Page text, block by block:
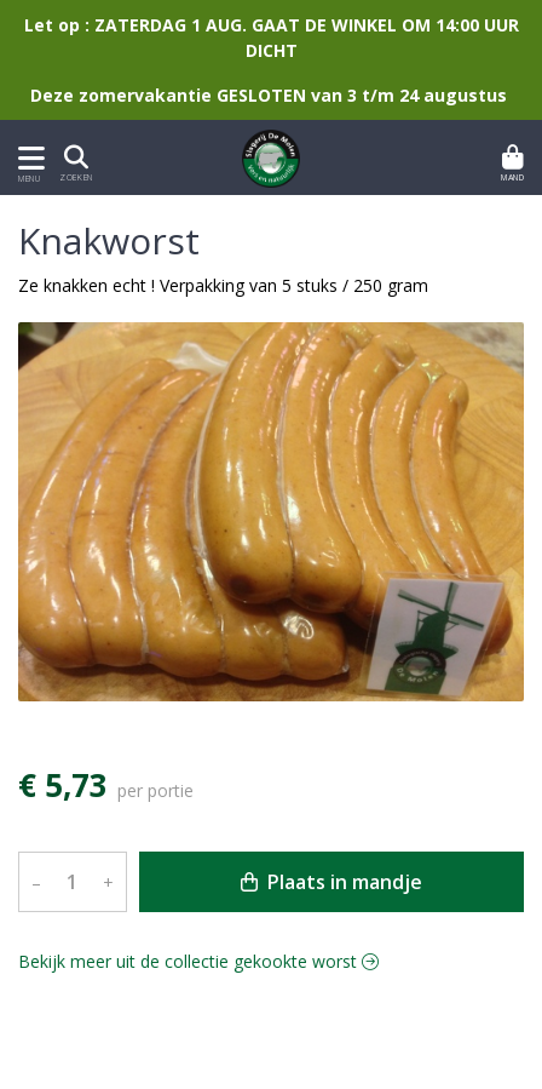
Let op : ZATERDAG 1 AUG. GAAT DE WINKEL OM 14:00 UUR
DICHT
Deze zomervakantie GESLOTEN van 3 t/m 24 augustus
MENU ZOEKEN MAND
Knakworst
Ze knakken echt ! Verpakking van 5 stuks / 250 gram
€ 5,73 per portie
– + Plaats in mandje
Bekijk meer uit de collectie gekookte worst